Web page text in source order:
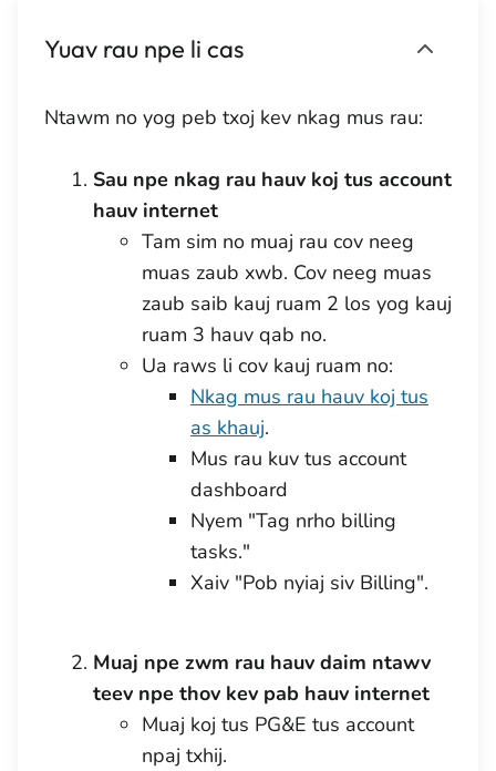
Yuav rau npe li cas
Ntawm no yog peb txoj kev nkag mus rau:
Sau npe nkag rau hauv koj tus account
hauv internet
Tam sim no muaj rau cov neeg
muas zaub xwb. Cov neeg muas
zaub saib kauj ruam 2 los yog kauj
ruam 3 hauv qab no.
Ua raws li cov kauj ruam no:
Nkag mus rau hauv koj tus
as khauj.
Mus rau kuv tus account
dashboard
Nyem "Tag nrho billing
tasks."
Xaiv "Pob nyiaj siv Billing".
Muaj npe zwm rau hauv daim ntawv
teev npe thov kev pab hauv internet
Muaj koj tus PG&E tus account
npaj txhij.